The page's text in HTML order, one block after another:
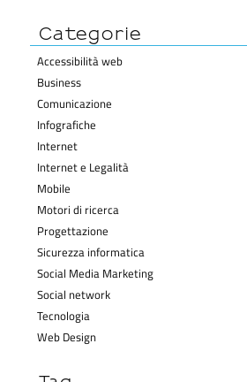
Categorie
Accessibilità web
Business
Comunicazione
Infografiche
Internet
Internet e Legalità
Mobile
Motori di ricerca
Progettazione
Sicurezza informatica
Social Media Marketing
Social network
Tecnologia
Web Design